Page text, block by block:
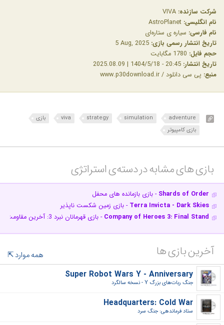
شرکت سازنده:
نام انگلیسی:
نام فارسی: سیاره ی ستاره‌ای
تاریخ انتشار رسمی بازی:
حجم فایل:
تاریخ انتشار:
منبع: پی سی دانلود / www.p30download.ir
adventure
simulation
strategy
viva
بازی
بازی کامپیوتر
بازی های مشابه در دسته‌ی‌ استراتژی‎
Shards of Order - بازی بازمانده های محفل
Terra Invicta - Dark Skies - بازی زمین شکست ناپذیر
Company of Heroes 3: Final Stand - بازی قهرمانان نبرد 3: آخرین مقاومت
آخرین بازی ها
همه موارد
Super Robot Wars Y - Anniversary
جنگ ربات‌های بزرگ Y - نسخه سالگرد‎
Headquarters: Cold War
ستاد فرماندهی: جنگ سرد‎